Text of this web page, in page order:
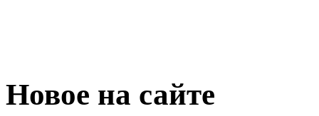
Новое на сайте